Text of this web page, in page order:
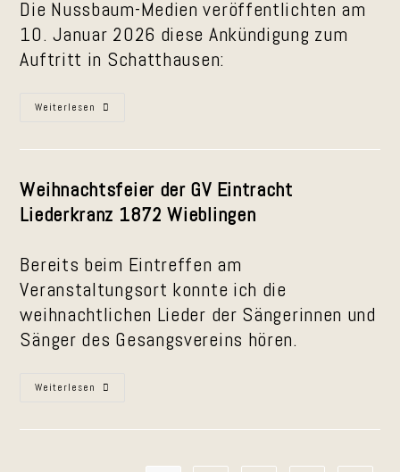
In
Battenberg
Die Nussbaum-Medien veröffentlichten am
10. Januar 2026 diese Ankündigung zum
Auftritt in Schatthausen:
Weiterlesen Presseankündigung
Gebabbel
In
Schatthausen
Weihnachtsfeier der GV Eintracht
Liederkranz 1872 Wieblingen
Bereits beim Eintreffen am
Veranstaltungsort konnte ich die
weihnachtlichen Lieder der Sängerinnen und
Sänger des Gesangsvereins hören.
Weiterlesen Auftritt
Eintracht